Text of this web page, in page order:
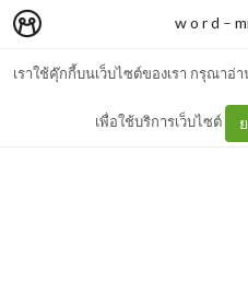
เราใช้คุ๊กกี้บนเว็บไซต์ของเรา กรุณาอ่
เพื่อใช้บริการเว็บไซต์
w o r d –
01 /